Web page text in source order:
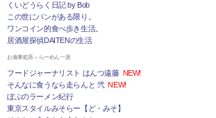
くいどうらく日記 by Bob
この世にパンがある限り。
ワンコイン的食べ歩き生活。
居酒屋探偵DAITENの生活
お食事処系～らーめん一派
フードジャーナリスト はんつ遠藤 NEW!
そんなに食うなら走らんと 弐 NEW!
ぼぶのラーメン紀行
東京スタイルみそらー【ど・みそ】